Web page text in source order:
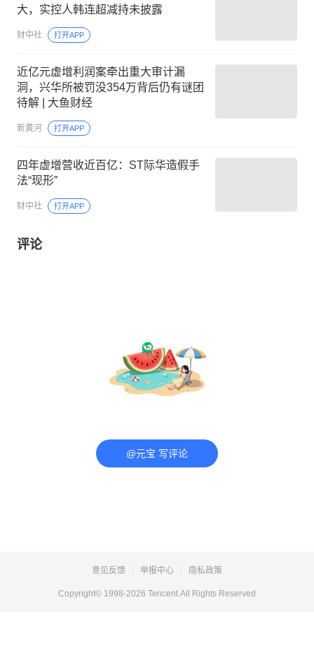
大，实控人韩连超减持未披露
财中社 打开APP
近亿元虚增利润案牵出重大审计漏
洞，兴华所被罚没354万背后仍有谜团
待解 | 大鱼财经
新黄河 打开APP
四年虚增营收近百亿：ST际华造假手
法“现形”
财中社 打开APP
评论
@元宝 写评论
意见反馈 举报中心 隐私政策
Copyright© 1998-2026 Tencent.All Rights Reserved